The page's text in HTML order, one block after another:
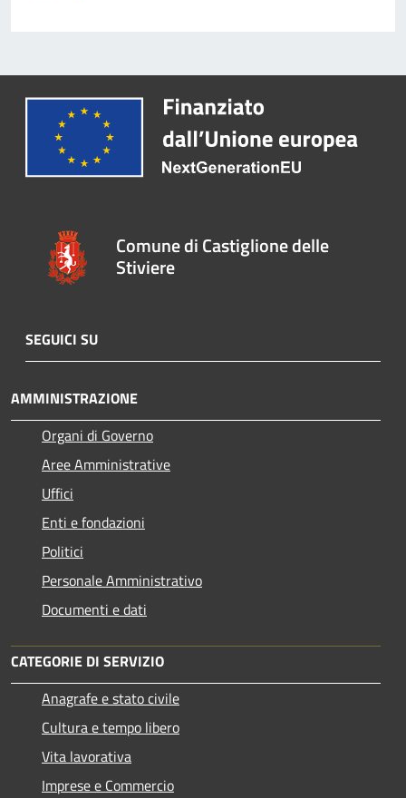
Comune di Castiglione delle
Stiviere
SEGUICI SU
AMMINISTRAZIONE
Organi di Governo
Aree Amministrative
Uffici
Enti e fondazioni
Politici
Personale Amministrativo
Documenti e dati
CATEGORIE DI SERVIZIO
Anagrafe e stato civile
Cultura e tempo libero
Vita lavorativa
Imprese e Commercio